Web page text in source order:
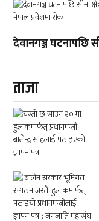
देवानगञ्ज घटनापछि
ताजा